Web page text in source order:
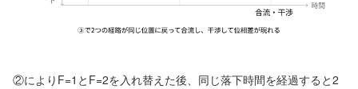
②によりF=1とF=2を入れ替えた後、同じ落下時間を経過すると2